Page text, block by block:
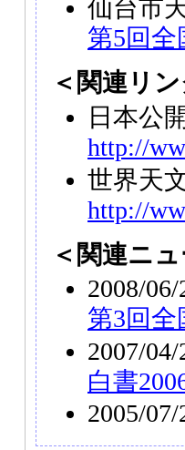
仙台市
第5回
＜関連リン
日本公
http://
世界天
http://
＜関連ニ
2008/06/
第3回全
2007/04/
白書
2005/07/